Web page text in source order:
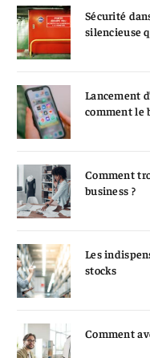
Sécurité
silencieuse
Lancement
comment le
Comment
business ?
Les
stocks
Comment